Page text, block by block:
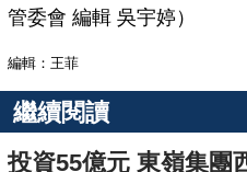
管委會 編輯 吳宇婷）
編輯：王菲
繼續閱讀